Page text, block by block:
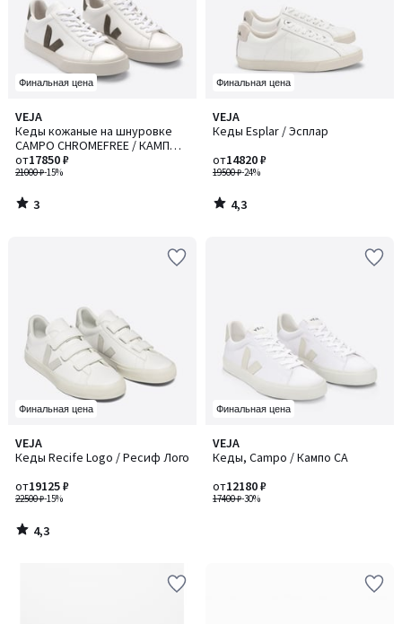
Финальная цена
VEJA
Кеды кожаные на шнуровке
CAMPO CHROMEFREE / КАМПО
ХРОМФРИ
21000 ₽-15%
от17850 ₽
3
/
5
3
/
Финальная цена
VEJA
Кеды Esplar / Эсплар
19500 ₽-24%
от14820 ₽
4,3
/ 5
4,3
/
Финальная цена
VEJA
Кеды Recife Logo / Ресиф Лого
22500 ₽-15%
от19125 ₽
4,3
/ 5
4,3
/
Финальная цена
VEJA
Кеды, Campo / Кампо CA
17400 ₽-30%
от12180 ₽